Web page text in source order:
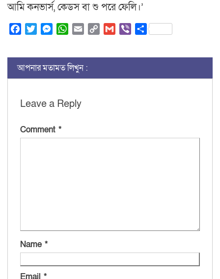
আমি কনভার্স, কেডস বা শু পরে ফেলি।’
FacebookTwitterMessenger
WhatsApp
Email Copy
Gmail ViberShare
আপনার মতামত লিখুন :
Leave a Reply
Comment *
Name *